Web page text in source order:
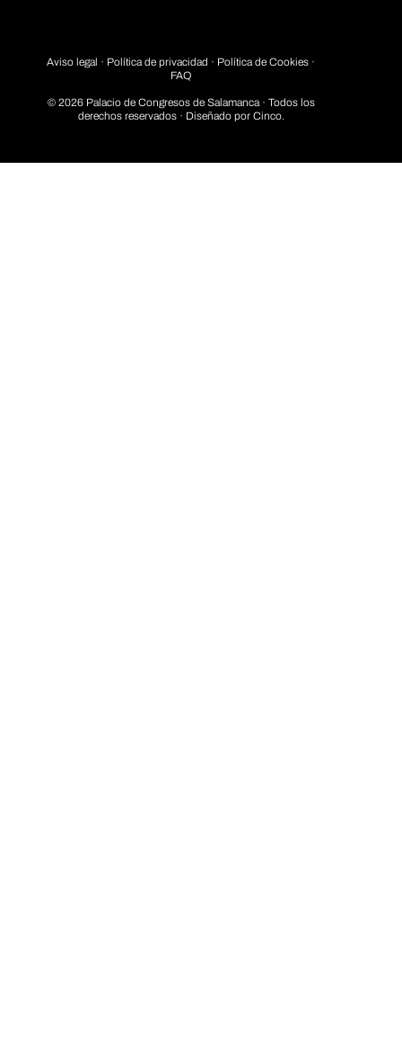
Aviso legal · Política de privacidad · Política de Cookies ·
FAQ
© 2026 Palacio de Congresos de Salamanca · Todos los
derechos reservados · Diseñado por Cinco.